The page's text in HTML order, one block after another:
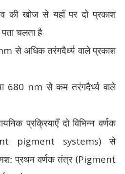
की खोज से यहाँ पर दो प्रकाश
चलता है-
से अधिक तरंगदैर्ध्य वाले प्रकाश
680 nmसे कम तरंगदैर्ध्य वाले
प्रक्रियाएँ दो विभिन्न वर्णक
pigment systems)से
प्रथम वर्णक तंत्र (Pigment